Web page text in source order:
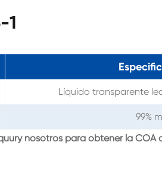
1
Líquido transparente
99%
nosotros para obtener la COA